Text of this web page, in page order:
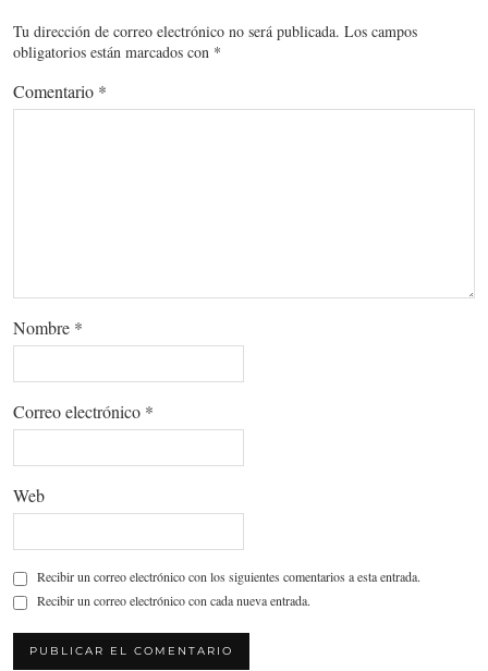
Tu dirección de correo electrónico no será publicada. Los campos
obligatorios están marcados con *
Comentario *
Nombre *
Correo electrónico *
Web
Recibir un correo electrónico con los siguientes comentarios a esta entrada.
Recibir un correo electrónico con cada nueva entrada.